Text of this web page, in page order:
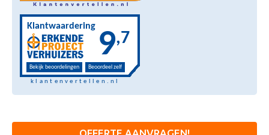
OFFERTE AANVRAGEN!